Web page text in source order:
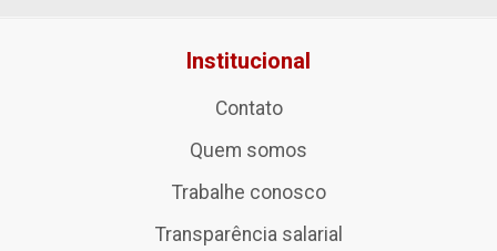
Institucional
Contato
Quem somos
Trabalhe conosco
Transparência salarial